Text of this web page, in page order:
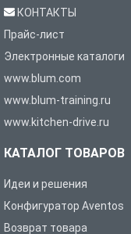
КОНТАКТЫ
Прайс-лист
Электронные каталоги
www.blum.com
www.blum-training.ru
www.kitchen-drive.ru
КАТАЛОГ ТОВАРОВ
Идеи и решения
Конфигуратор Aventos
Возврат товара